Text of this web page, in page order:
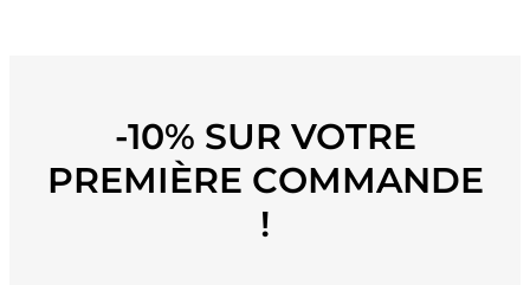
-10% SUR VOTRE
PREMIÈRE COMMANDE
!